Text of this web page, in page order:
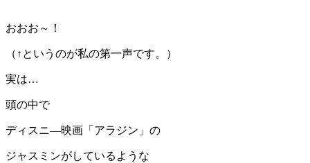
おおお～！
（↑というのが私の第一声です。）
実は…
頭の中で
ディスニ―映画「アラジン」の
ジャスミンがしているような